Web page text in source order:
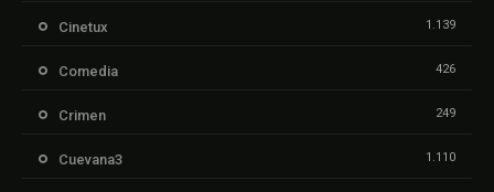
Cinetux 1.139
Comedia 426
Crimen 249
Cuevana3 1.110